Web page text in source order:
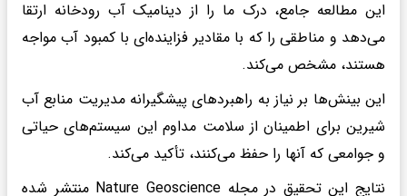
این مطالعه جامع، درک ما را از دینامیک آب رودخانه ارتقا
می‌دهد و مناطقی را که با مقادیر فزاینده‌ای با کمبود آب مواجه
هستند، مشخص می‌کند.
این بینش‌ها بر نیاز به راهبردهای پیشگیرانه مدیریت منابع آب
شیرین برای اطمینان از سلامت مداوم این سیستم‌های حیاتی
و جوامعی که آنها را حفظ می‌کنند، تأکید می‌کند.
نتایج این تحقیق در مجله Nature Geoscience منتشر شده